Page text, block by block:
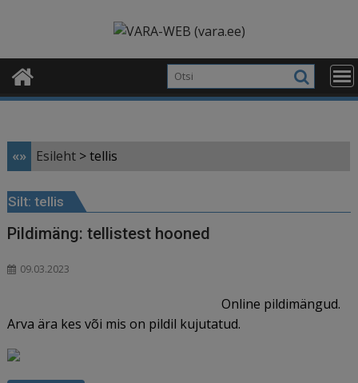
«» Esileht >tellis
Silt:tellis
Pildimäng: tellistest hooned
09.03.2023
Online pildimängud.
Arva ära kes või mis on pildil kujutatud.